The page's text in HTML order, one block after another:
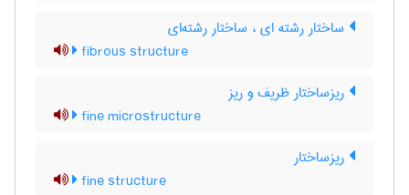
ساختار رشته ای ، ساختار رشته‌ای
fibrous structure
ریزساختار ظریف و ریز
fine microstructure
ریزساختار
fine structure